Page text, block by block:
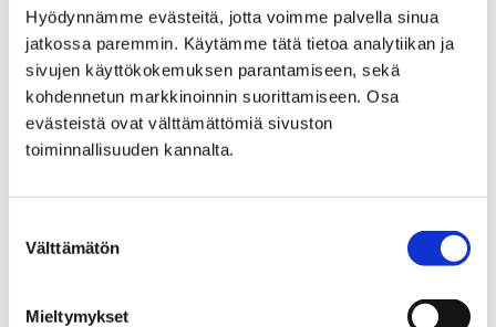
Hyödynnämme evästeitä, jotta voimme palvella sinua
jatkossa paremmin. Käytämme tätä tietoa analytiikan ja
sivujen käyttökokemuksen parantamiseen, sekä
kohdennetun markkinoinnin suorittamiseen. Osa
evästeistä ovat välttämättömiä sivuston
toiminnallisuuden kannalta.
valinta
Välttämätön
Mieltymykset
Sea
MUSTBE -
Multidimensional
stormwater treatment in
urban areas for cleaner
Baltic Sea